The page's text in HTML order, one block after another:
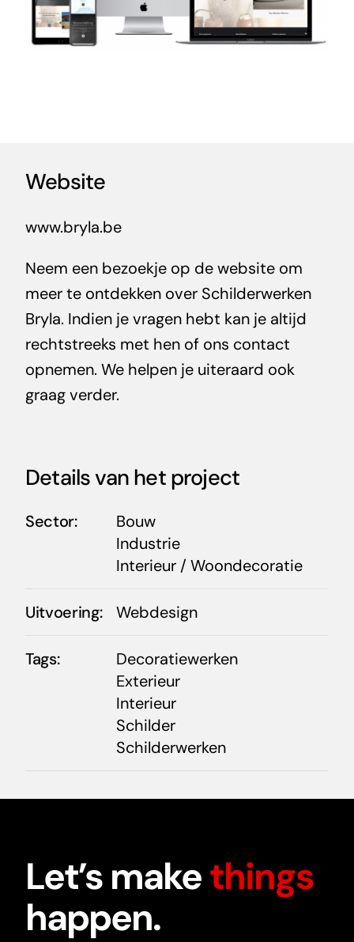
Website
www.bryla.be
Neem een bezoekje op de website om
meer te ontdekken over Schilderwerken
Bryla. Indien je vragen hebt kan je altijd
rechtstreeks met hen of ons contact
opnemen. We helpen je uiteraard ook
graag verder.
Details van het project
Sector:
Bouw
Industrie
Interieur / Woondecoratie
Uitvoering: Webdesign
Tags:
Decoratiewerken
Exterieur
Interieur
Schilder
Schilderwerken
Let’s makethings
happen.